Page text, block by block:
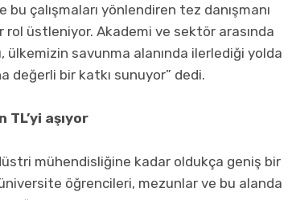
bu çalışmaları yönlendiren tez danışmanı
üstleniyor. Akademi ve sektör arasında
ülkemizin savunma alanında ilerlediği yolda
değerli bir katkı sunuyor” dedi.
aşıyor
mühendisliğine kadar oldukça geniş bir
öğrencileri, mezunlar ve bu alanda